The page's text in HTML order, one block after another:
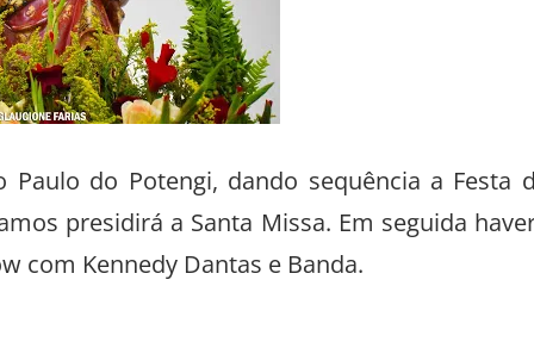
do Potengi, dando sequência a Festa
presidirá a Santa Missa. Em seguida
com Kennedy Dantas e Banda.